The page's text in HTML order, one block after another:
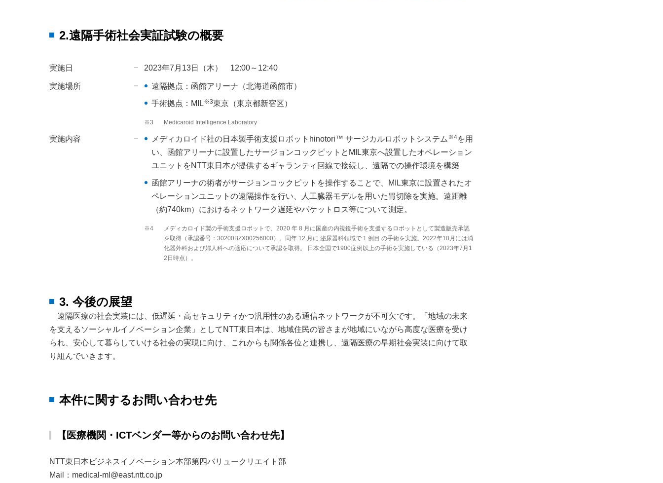
2.遠隔手術社会実証試験の概要
実施日 2023年7月13日（木） 12:00～12:40
実施場所 遠隔拠点：函館アリーナ（北海道函館市）
手術拠点：MIL※3東京（東京都新宿区）
※3 Medicaroid Intelligence Laboratory
実施内容 メディカロイド社の日本製手術支援ロボットhinotori™ サージカルロボットシステム ※4を用
い、函館アリーナに設置したサージョンコックピットとMIL東京へ設置したオペレーション
ユニットをNTT東日本が提供するギャランティ回線で接続し、遠隔での操作環境を構築
函館アリーナの術者がサージョンコックピットを操作することで、MIL東京に設置されたオ
ペレーションユニットの遠隔操作を行い、人工臓器モデルを用いた胃切除を実施。遠距離
（約740km）におけるネットワーク遅延やパケットロス等について測定。
※4
メディカロイド製の手術支援ロボットで、2020 年 8 月に国産の内視鏡手術を支援するロボットとして製造販売承認
を取得（承認番号：30200BZX00256000）。同年 12 月に 泌尿器科領域で 1 例目 の手術を実施。2022年10月には消
化器外科および婦人科への適応について承認を取得。 日本全国で1900症例以上の手術を実施している（2023年7月1
2日時点）。
3. 今後の展望
遠隔医療の社会実装には、低遅延・高セキュリティかつ汎用性のある通信ネットワークが不可欠です。「地域の未来
を支えるソーシャルイノベーション企業」としてNTT東日本は、地域住民の皆さまが地域にいながら高度な医療を受け
られ、安心して暮らしていける社会の実現に向け、これからも関係各位と連携し、遠隔医療の早期社会実装に向けて取
り組んでいきます。
本件に関するお問い合わせ先
【医療機関・ICTベンダー等からのお問い合わせ先】
NTT東日本ビジネスイノベーション本部第四バリュークリエイト部
Mail：medical-ml@east.ntt.co.jp